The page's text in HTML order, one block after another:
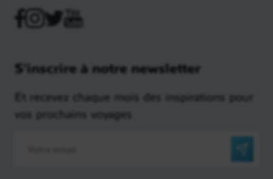
S'inscrire à notre newsletter
Et recevez chaque mois des inspirations pour
vos prochains voyages